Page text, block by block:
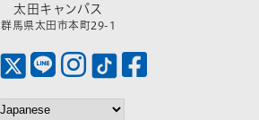
太田キャンパス
群馬県太田市本町29-1